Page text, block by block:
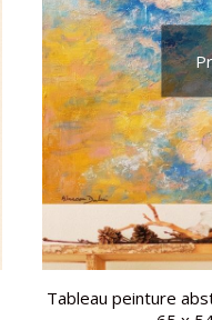
Tableau peinture